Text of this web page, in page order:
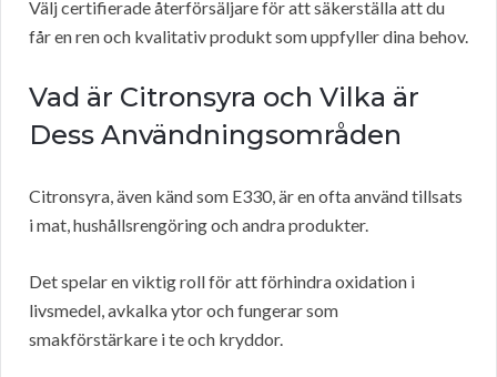
Välj certifierade återförsäljare för att säkerställa att du
får en ren och kvalitativ produkt som uppfyller dina behov.
Vad är Citronsyra och Vilka är
Dess Användningsområden
Citronsyra, även känd som E330, är en ofta använd tillsats
i mat, hushållsrengöring och andra produkter.
Det spelar en viktig roll för att förhindra oxidation i
livsmedel, avkalka ytor och fungerar som
smakförstärkare i te och kryddor.